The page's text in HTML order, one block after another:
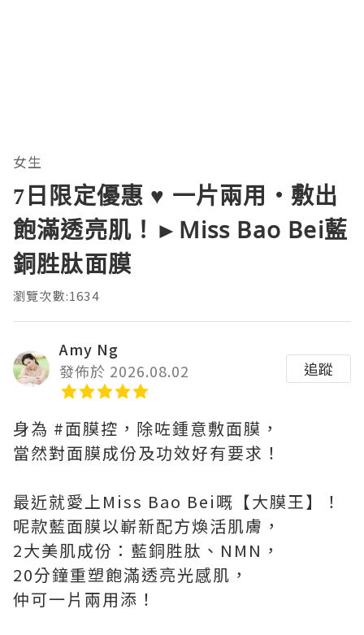
女生
7日限定優惠 ♥ 一片兩用・敷出
飽滿透亮肌！►Miss Bao Bei藍
銅胜肽面膜
瀏覽次數:1634
Amy Ng
發佈於 2026.08.02
追蹤
身為 #面膜控，除咗鍾意敷面膜，
當然對面膜成份及功效好有要求！
最近就愛上Miss Bao Bei嘅【大膜王】！
呢款藍面膜以嶄新配方煥活肌膚，
2大美肌成份：藍銅胜肽、NMN，
20分鐘重塑飽滿透亮光感肌，
仲可一片兩用添！